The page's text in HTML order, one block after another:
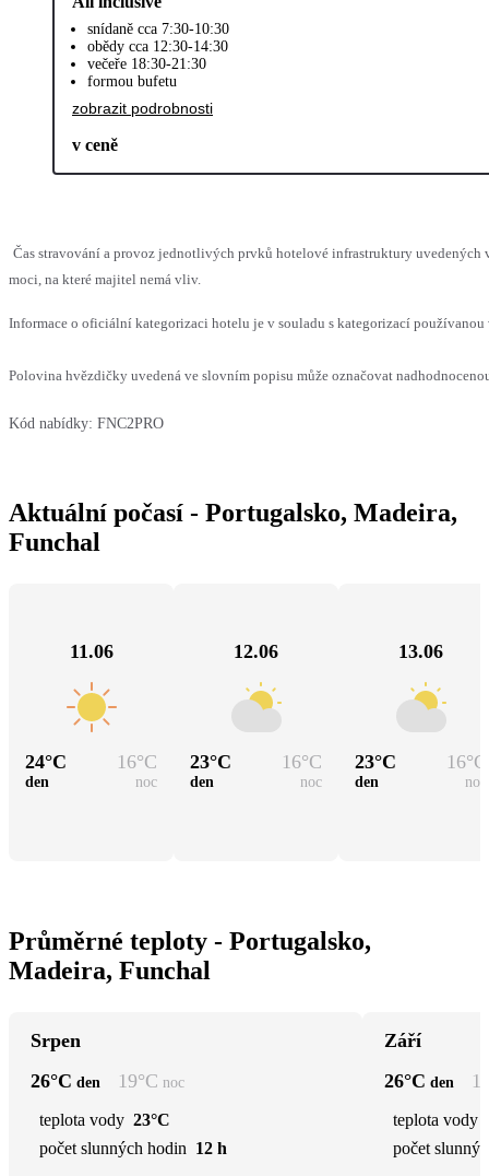
snídaně cca 7:30-10:30
obědy cca 12:30-14:30
večeře 18:30-21:30
formou bufetu
zobrazit podrobnosti
v ceně
Čas stravování a provoz jednotlivých prvků hotelové infrastruktury uvedených
moci, na které majitel nemá vliv.
Informace o oficiální kategorizaci hotelu je v souladu s kategorizací
Polovina hvězdičky uvedená ve slovním popisu může označovat
Kód nabídky: FNC2PRO
Aktuální počasí - Portugalsko, Madeira,
Funchal
11.06
24°C 16°C
den noc
12.06
23°C 16°C
den noc
13.06
23°C 16°C
den noc
Průměrné teploty - Portugalsko,
Madeira, Funchal
Srpen
26°C den 19°C noc
teplota vody 23°C
počet slunných hodin 12 h
Září
26°C den
teplota vody
počet